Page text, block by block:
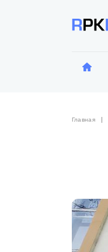
Главная